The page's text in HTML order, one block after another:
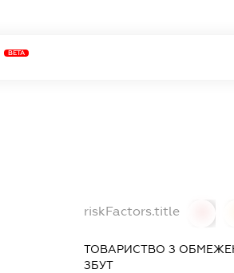
BETA
riskFactors.title
ТОВАРИСТВО З
ЗБУТ